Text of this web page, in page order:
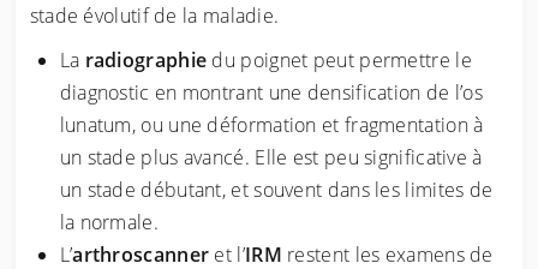
stade évolutif de la maladie.
La radiographie du poignet peut permettre le
diagnostic en montrant une densification de l’os
lunatum, ou une déformation et fragmentation à
un stade plus avancé. Elle est peu significative à
un stade débutant, et souvent dans les limites de
la normale.
L’arthroscanner et l’IRM restent les examens de